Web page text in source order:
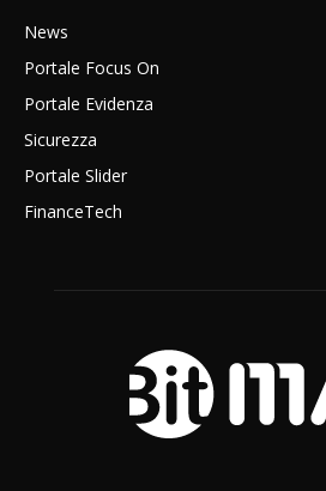
News
Portale Focus On
Portale Evidenza
Sicurezza
Portale Slider
FinanceTech